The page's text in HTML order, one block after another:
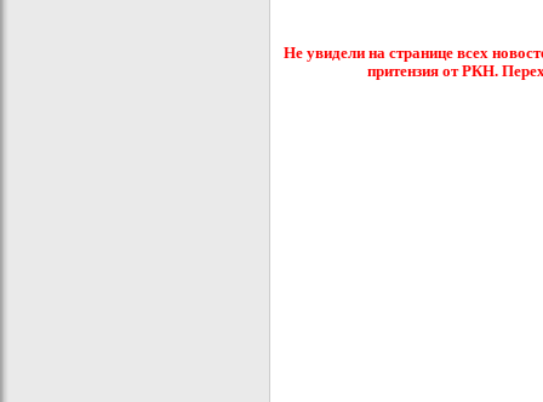
Не увидели на странице всех
притензия от РКН.